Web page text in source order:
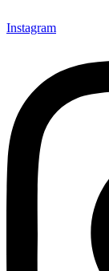
Instagram